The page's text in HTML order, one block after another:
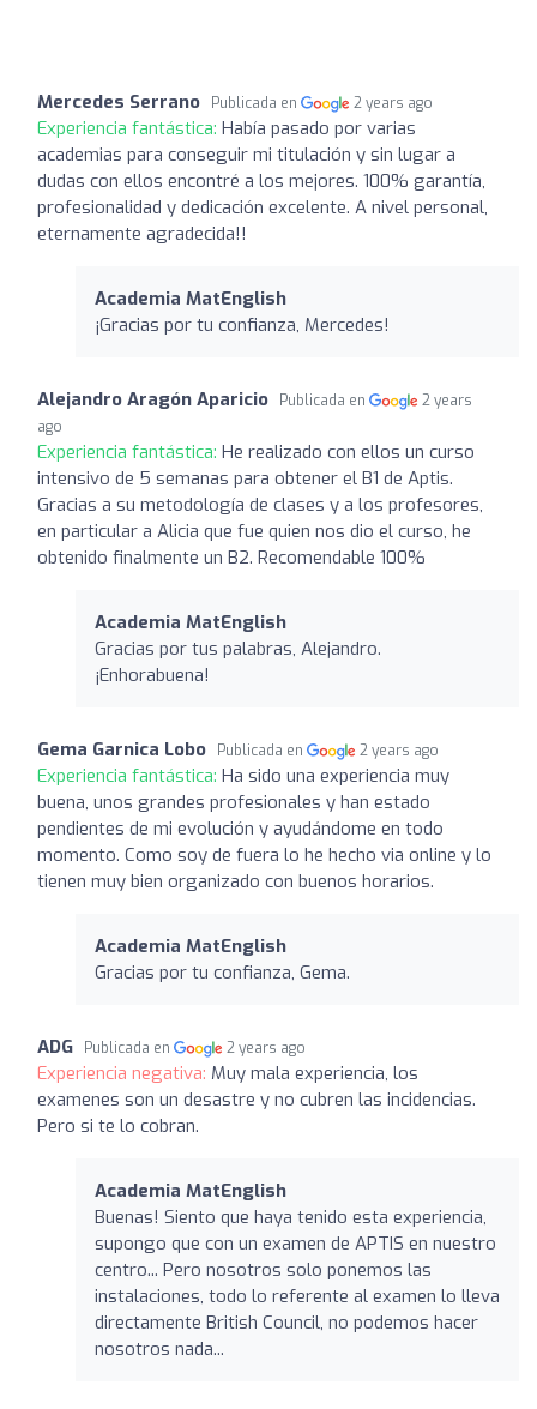
Mercedes Serrano Publicada en 2 years ago
Experiencia fantástica: Había pasado por varias
academias para conseguir mi titulación y sin lugar a
dudas con ellos encontré a los mejores. 100% garantía,
profesionalidad y dedicación excelente. A nivel personal,
eternamente agradecida!!
Academia MatEnglish
¡Gracias por tu confianza, Mercedes!
Alejandro Aragón Aparicio Publicada en
2 years
ago
Experiencia fantástica: He realizado con ellos un curso
intensivo de 5 semanas para obtener el B1 de Aptis.
Gracias a su metodología de clases y a los profesores,
en particular a Alicia que fue quien nos dio el curso, he
obtenido finalmente un B2. Recomendable 100%
Academia MatEnglish
Gracias por tus palabras, Alejandro.
¡Enhorabuena!
Gema Garnica Lobo Publicada en 2 years ago
Experiencia fantástica: Ha sido una experiencia muy
buena, unos grandes profesionales y han estado
pendientes de mi evolución y ayudándome en todo
momento. Como soy de fuera lo he hecho via online y lo
tienen muy bien organizado con buenos horarios.
Academia MatEnglish
Gracias por tu confianza, Gema.
ADG Publicada en 2 years ago
Experiencia negativa: Muy mala experiencia, los
examenes son un desastre y no cubren las incidencias.
Pero si te lo cobran.
Academia MatEnglish
Buenas! Siento que haya tenido esta experiencia,
supongo que con un examen de APTIS en nuestro
centro... Pero nosotros solo ponemos las
instalaciones, todo lo referente al examen lo lleva
directamente British Council, no podemos hacer
nosotros nada...